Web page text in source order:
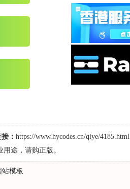
： https://www.hycodes.cn/qiye/4185.html
途，请购正版。
站模板